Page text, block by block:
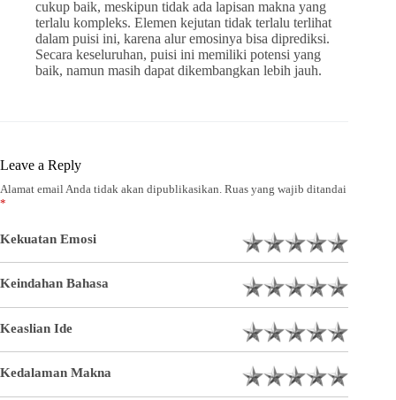
cukup baik, meskipun tidak ada lapisan makna yang
terlalu kompleks. Elemen kejutan tidak terlalu terlihat
dalam puisi ini, karena alur emosinya bisa diprediksi.
Secara keseluruhan, puisi ini memiliki potensi yang
baik, namun masih dapat dikembangkan lebih jauh.
Leave a Reply
Alamat email Anda tidak akan dipublikasikan. Ruas yang wajib ditandai
*
Kekuatan Emosi
Keindahan Bahasa
Keaslian Ide
Kedalaman Makna